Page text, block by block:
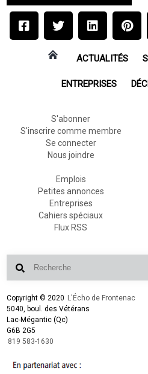
ACTUALITÉS
ENTREPRISES
S'abonner
S'inscrire comme membre
Se connecter
Nous joindre
Emplois
Petites annonces
Entreprises
Cahiers spéciaux
Flux RSS
Copyright © 2020 L'Écho de Frontenac
5040, boul. des Vétérans
Lac-Mégantic (Qc)
G6B 2G5
819 583-1630